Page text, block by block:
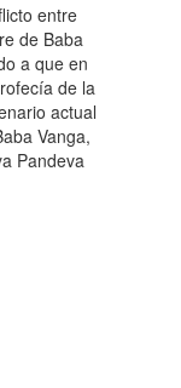
entre
de Baba
a que en
de la
actual
Vanga,
Pandeva